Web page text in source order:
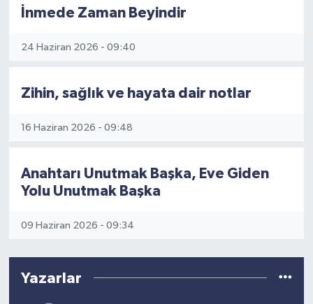
İnmede Zaman Beyindir
24 Haziran 2026 - 09:40
Zihin, sağlık ve hayata dair notlar
16 Haziran 2026 - 09:48
Anahtarı Unutmak Başka, Eve Giden
Yolu Unutmak Başka
09 Haziran 2026 - 09:34
Yazarlar